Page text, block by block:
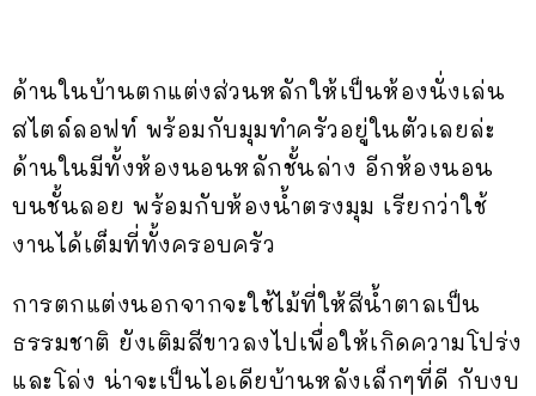
ด้านในบ้านตกแต่งส่วนหลักให้เป็นห้องนั่งเล่น
สไตล์ลอฟท์ พร้อมกับมุมทำครัวอยู่ในตัวเลยล่ะ
ด้านในมีทั้งห้องนอนหลักชั้นล่าง อีกห้องนอน
บนชั้นลอย พร้อมกับห้องน้ำตรงมุม เรียกว่าใช้
งานได้เต็มที่ทั้งครอบครัว
การตกแต่งนอกจากจะใช้ไม้ที่ให้สีน้ำตาลเป็น
ธรรมชาติ ยังเติมสีขาวลงไปเพื่อให้เกิดความโปร่ง
และโล่ง น่าจะเป็นไอเดียบ้านหลังเล็กๆที่ดี กับงบ